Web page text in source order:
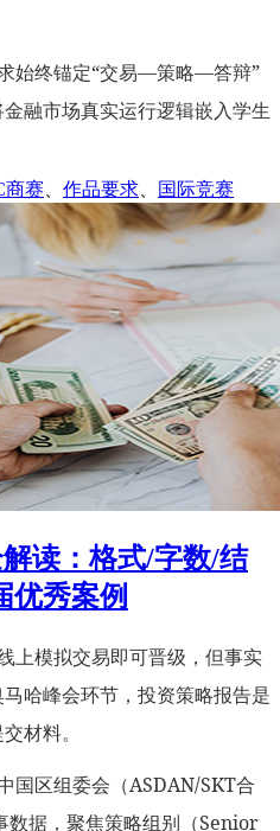
始终锚定“交易—策略—答辩”
融市场真实运行逻辑嵌入学生
商赛 作品要求 国际竞赛
读：格式/字数/结
优秀案例
上模拟交易即可晋级，但事实
哈峰会环节，投资策略报告是
材料。
国区组委会（ASDAN/SKT合
数据，聚焦策略组别（Senior